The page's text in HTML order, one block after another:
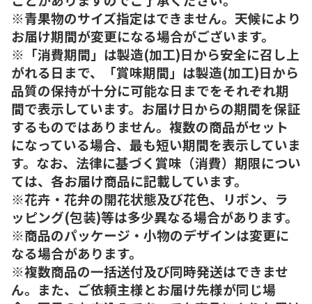
※青果物のサイズ指定はできません。天候により
お届け期間が変更になる場合がございます。
※「消費期間」は製造(加工)日から安全に召し上
がれる日まで、「賞味期間」は製造(加工)日から
品質の保持が十分に可能な日までをそれぞれ期
間で表示しています。お届け日からの期間を保証
するものではありません。複数の商品がセット
になっている場合、最も短い期間を表示していま
す。なお、法律に基づく賞味（消費）期限につい
ては、各お届け商品に記載しています。
※花卉・花弁の開花状態及び花色、リボン、ラ
ッピング(包装)等は多少異なる場合があります。
※商品のパッケージ・小物のデザインは変更に
なる場合があります。
※複数商品の一括送付及び同時発送はできませ
ん。また、ご依頼主様とお届け先様が同じ場